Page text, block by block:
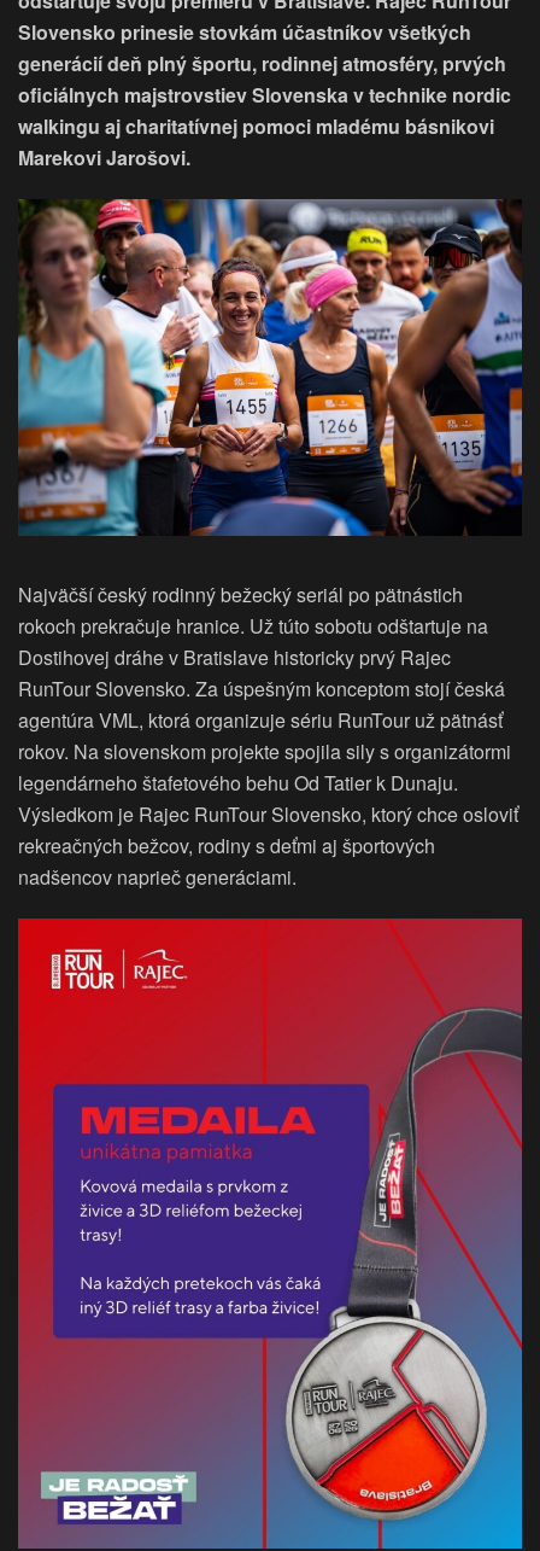
Slovensko prinesie stovkám účastníkov všetkých
generácií deň plný športu, rodinnej atmosféry, prvých
oficiálnych majstrovstiev Slovenska v technike nordic
walkingu aj charitatívnej pomoci mladému básnikovi
Marekovi Jarošovi.
Najväčší český rodinný bežecký seriál po pätnástich
rokoch prekračuje hranice. Už túto sobotu odštartuje na
Dostihovej dráhe v Bratislave historicky prvý Rajec
RunTour Slovensko. Za úspešným konceptom stojí česká
agentúra VML, ktorá organizuje sériu RunTour už pätnásť
rokov. Na slovenskom projekte spojila sily s organizátormi
legendárneho štafetového behu Od Tatier k Dunaju.
Výsledkom je Rajec RunTour Slovensko, ktorý chce osloviť
rekreačných bežcov, rodiny s deťmi aj športových
nadšencov naprieč generáciami.